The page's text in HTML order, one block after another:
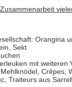
Orangina
Sekt
mit weiteren
Crêpes,
Traiteurs aus